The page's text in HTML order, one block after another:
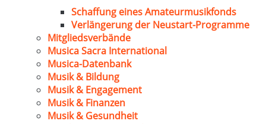
Schaffung eines Amateurmusikfonds
Verlängerung der Neustart-Programme
Mitgliedsverbände
Musica Sacra International
Musica-Datenbank
Musik & Bildung
Musik & Engagement
Musik & Finanzen
Musik & Gesundheit